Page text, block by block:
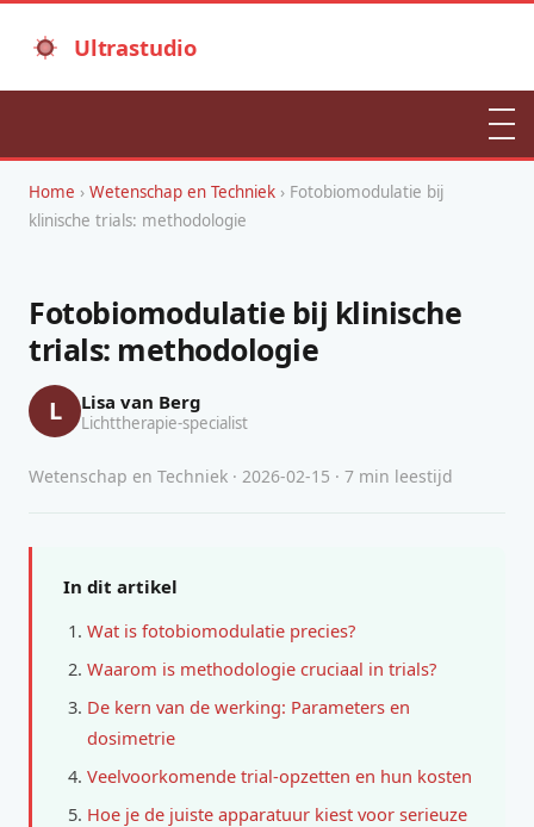
Ultrastudio
Home › Wetenschap en Techniek › Fotobiomodulatie bij
klinische trials: methodologie
Fotobiomodulatie bij klinische
trials: methodologie
L Lisa van Berg
Lichttherapie-specialist
Wetenschap en Techniek · 2026-02-15 · 7 min leestijd
In dit artikel
Wat is fotobiomodulatie precies?
Waarom is methodologie cruciaal in trials?
De kern van de werking: Parameters en
dosimetrie
Veelvoorkomende trial-opzetten en hun kosten
Hoe je de juiste apparatuur kiest voor serieuze